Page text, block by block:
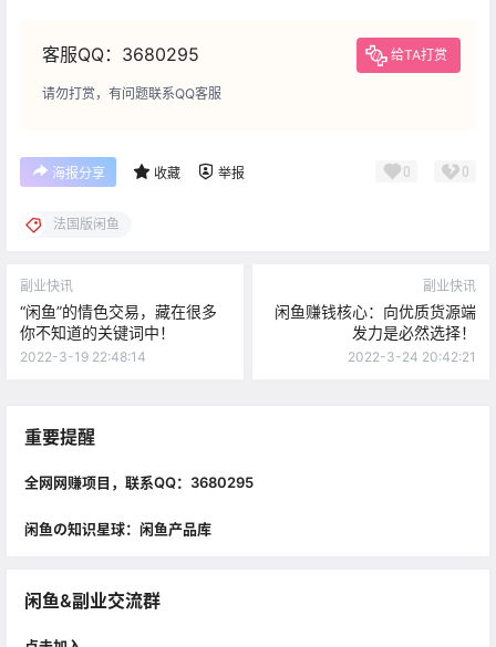
客服QQ：3680295 给TA打赏
请勿打赏，有问题联系QQ客服
海报分享 收藏 举报 0 0
法国版闲鱼
副业快讯
“闲鱼”的情色交易，藏在很多
你不知道的关键词中！
2022-3-19 22:48:14
副业快讯
闲鱼赚钱核心：向优质货源端
发力是必然选择！
2022-3-24 20:42:21
重要提醒
全网网赚项目，联系QQ：3680295
闲鱼の知识星球：闲鱼产品库
闲鱼&副业交流群